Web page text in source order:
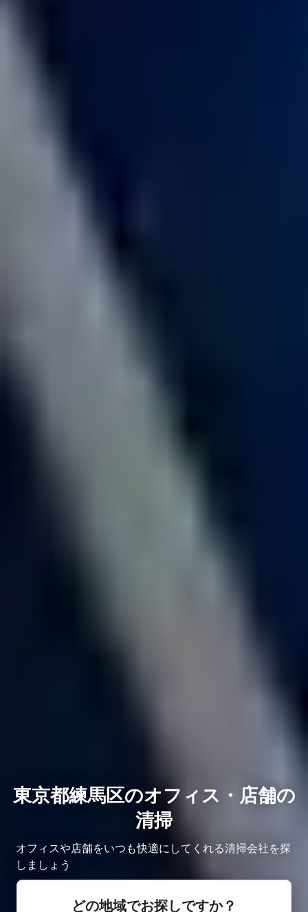
東京都練馬区のオフィス・店舗の
清掃
オフィスや店舗をいつも快適にしてくれる清掃会社を探
しましょう
どの地域でお探しですか？